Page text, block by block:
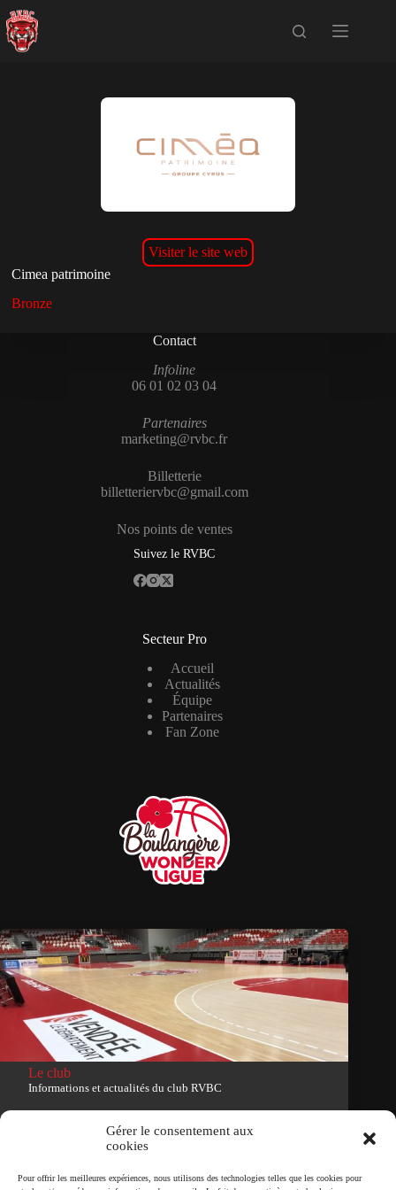
Gérer le consentement aux
cookies
Pour offrir les meilleures expériences, nous utilisons des technologies telles que les cookies pour
Passer
au
contenu
Visiter le site web
Cimea patrimoine
Bronze
Contact
Infoline
06 01 02 03 04
Partenaires
marketing@rvbc.fr
Billetterie
billetteriervbc@gmail.com
Nos points de ventes
Suivez le RVBC
Secteur Pro
Accueil
Actualités
Équipe
Partenaires
Fan Zone
Le club
Informations et actualités du club RVBC